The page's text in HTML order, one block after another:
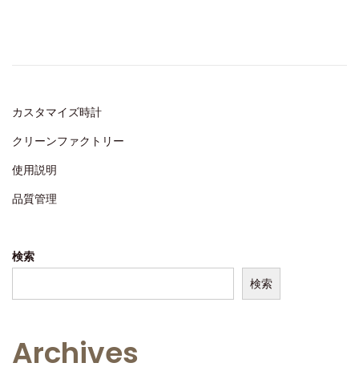
n
2
カスタマイズ時計
クリーンファクトリー
使用説明
品質管理
検索
検索
Archives